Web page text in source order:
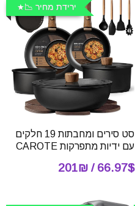
ירידת מחיר 📉
סט סירים ומחבתות 19 חלקים
עם ידיות מתפרקות CAROTE
66.97$ / 201₪